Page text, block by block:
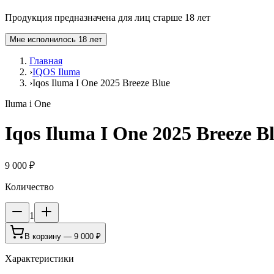
Продукция предназначена для лиц старше 18 лет
Мне исполнилось 18 лет
Главная
›IQOS Iluma
›Iqos Iluma I One 2025 Breeze Blue
Iluma i One
Iqos Iluma I One 2025 Breeze
9 000 ₽
Количество
1
В корзину — 9 000 ₽
Характеристики